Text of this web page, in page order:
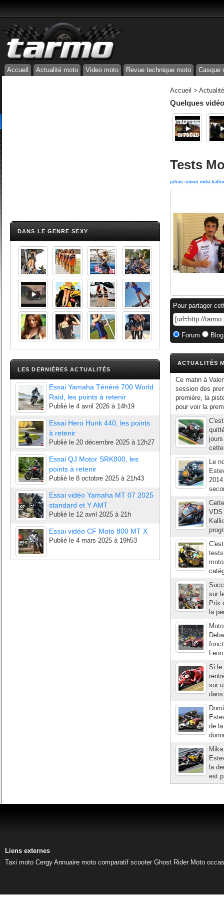
Accueil Actualité moto Video moto Revue technique moto Casque
DANS LE GENRE SEXY
LES DERNIÈRES ACTUALITÉS
Essai Yamaha Ténéré 700 World
Raid, les points à retenir
Publié le 4 avril 2026 à 14h19
Essai Hero Hunk 440, les points
à retenir
Publié le 20 décembre 2025 à 12h27
Essai QJ Motor SRK800, les
points à retenir
Publié le 8 octobre 2025 à 21h43
Essai vidéo Yamaha MT 07 2025
standard et Y AMT
Publié le 12 avril 2025 à 21h
Essai vidéo CF Moto 800 MT X
Publié le 4 mars 2025 à 19h53
Accueil >
Quelques
Tests
julian simon mika kallio
Pour partager
Forum
ACTUALITÉS
Ce matin à
session des
première, la
pour voir la
Le
VDS
sur
Prix
la
Si le
sur
de
la
est
Liens externes
Taxi moto Cergy Annuaire moto comparatif scooter Ghost Rider Moto